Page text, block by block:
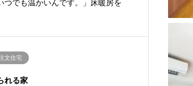
つでも温かいんです。」床暖房を
文住宅
れる家